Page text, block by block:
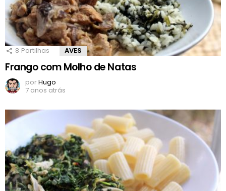
8 Partilhas AVES
Frango com Molho de Natas
porHugo
7 anos atrás